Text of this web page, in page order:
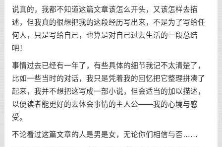
说真的，我都不知道这篇文章该怎么开头，又该怎样去描
述，但我真的很想把我的这段经历写出来，不是为了写给任
何人，只是写给自己，也算是对自己过去生活的一段总结
吧！
事情过去已经有一年了，有些具体的细节我记不太清楚了，
比如一些当时的对话，我只是凭着我的回忆把它整理拼凑了
起来，我并不想把这写成一部小说，但会适当的加以描述，
以便读者能更好的去体会事情的主人公——我的心境与感
受。
不论看过这篇文章的人是男是女，无论你们相信与否……